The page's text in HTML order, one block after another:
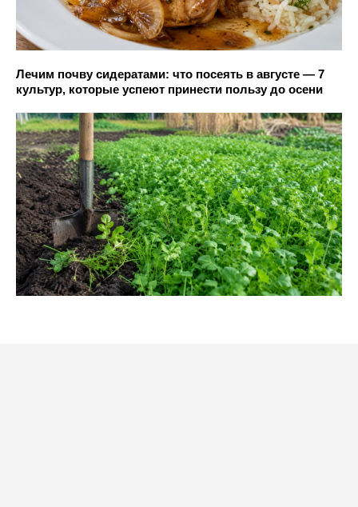
Лечим почву сидератами: что посеять в августе — 7
культур, которые успеют принести пользу до осени